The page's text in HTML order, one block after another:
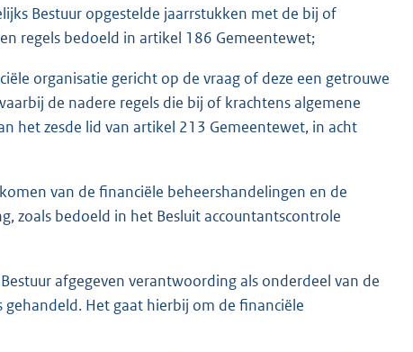
Bestuur opgestelde jaarrstukken met de bij of
regels bedoeld in artikel 186 Gemeentewet;
organisatie gericht op de vraag of deze een getrouwe
de nadere regels die bij of krachtens algemene
het zesde lid van artikel 213 Gemeentewet, in acht
van de financiële beheershandelingen en de
zoals bedoeld in het Besluit accountantscontrole
afgegeven verantwoording als onderdeel van de
Het gaat hierbij om de financiële